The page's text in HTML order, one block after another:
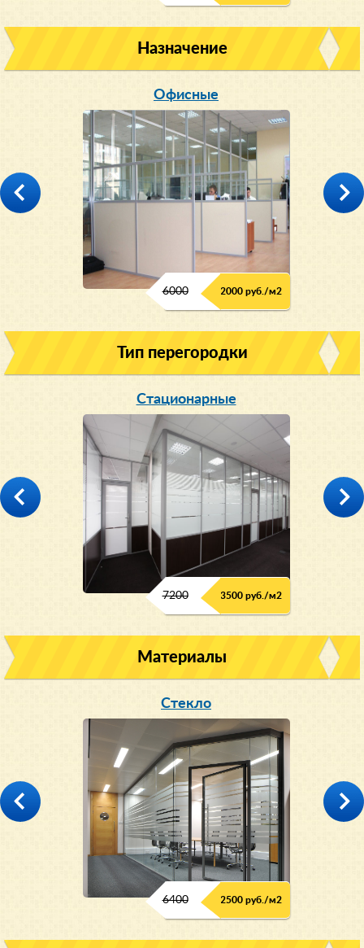
Назначение
Офисные
6000 2000 руб./м2
Тип перегородки
Стационарные
7200 3500 руб./м2
Материалы
Стекло
6400 2500 руб./м2